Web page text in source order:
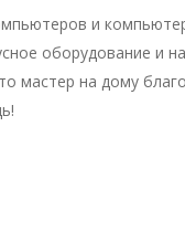
и
оборудование и
мастер на дому